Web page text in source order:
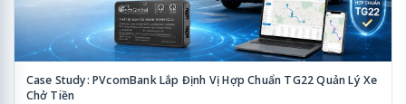
Case Study: PVcomBank Lắp Định Vị Hợp Chuẩn TG22 Quản Lý Xe
Chở Tiền